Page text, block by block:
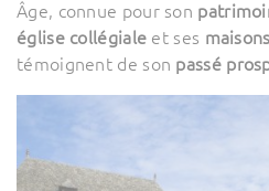
Âge, connue pour son
église collégiale et ses
témoignent de son passé